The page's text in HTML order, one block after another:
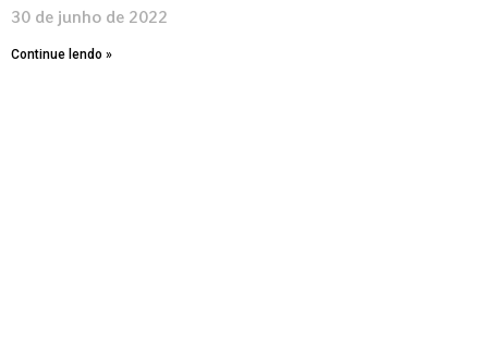
30 de junho de 2022
Continue lendo »